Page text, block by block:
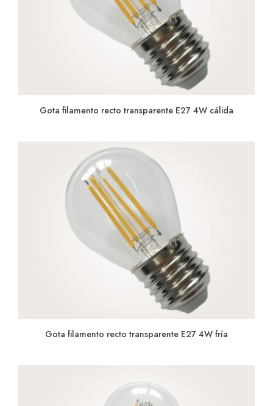
Gota filamento recto transparente E27 4W cálida
Gota filamento recto transparente E27 4W fría